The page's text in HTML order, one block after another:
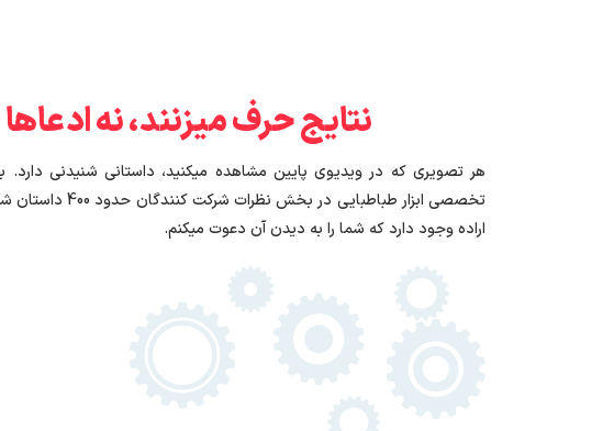
نتایج حرف میزنند، نه ادعاها
هر تصویری که در ویدیوی پایین مشاهده میکنید، داستانی شنیدنی دارد.
تخصصی ابزار طباطبایی در بخش
اراده وجود دارد که شما را به دیدن آن دعوت میکنم.